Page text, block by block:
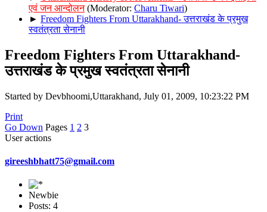
एवं जन आन्दोलन (Moderator: Charu Tiwari)
► Freedom Fighters From Uttarakhand- उत्तराखंड के प्रमुख
स्वतंत्रता सेनानी
Freedom Fighters From Uttarakhand-
उत्तराखंड के प्रमुख स्वतंत्रता सेनानी
Started by Devbhoomi,Uttarakhand, July 01, 2009, 10:23:22 PM
Print
Go Down Pages 1 2 3
User actions
gireeshbhatt75@gmail.com
Newbie
Posts: 4